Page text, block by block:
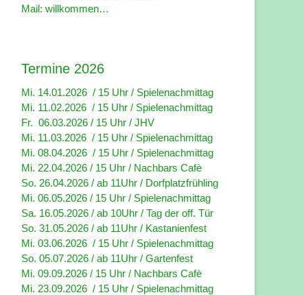
Mail: willkommen…
Termine 2026
Mi. 14.01.2026 / 15 Uhr / Spielenachmittag
Mi. 11.02.2026 / 15 Uhr / Spielenachmittag
Fr. 06.03.2026 / 15 Uhr / JHV
Mi. 11.03.2026 / 15 Uhr / Spielenachmittag
Mi. 08.04.2026 / 15 Uhr / Spielenachmittag
Mi. 22.04.2026 / 15 Uhr / Nachbars Cafè
So. 26.04.2026 / ab 11Uhr / Dorfplatzfrühling
Mi. 06.05.2026 / 15 Uhr / Spielenachmittag
Sa. 16.05.2026 / ab 10Uhr / Tag der off. Tür
So. 31.05.2026 / ab 11Uhr / Kastanienfest
Mi. 03.06.2026 / 15 Uhr / Spielenachmittag
So. 05.07.2026 / ab 11Uhr / Gartenfest
Mi. 09.09.2026 / 15 Uhr / Nachbars Cafè
Mi. 23.09.2026 / 15 Uhr / Spielenachmittag